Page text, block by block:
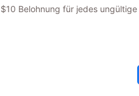
$10 Belohnung für jedes